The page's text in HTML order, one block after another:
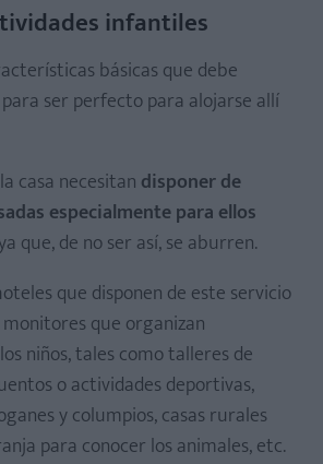
infantiles
básicas que debe
ser perfecto para alojarse allí
casa necesitan disponer de
especialmente para ellos
que, de no ser así, se aburren.
que disponen de este servicio
que organizan
niños, tales como talleres de
o actividades deportivas,
y columpios, casas rurales
para conocer los animales, etc.